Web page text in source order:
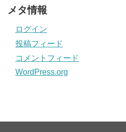
メタ情報
ログイン
投稿フィード
コメントフィード
WordPress.org